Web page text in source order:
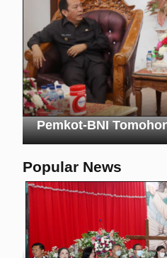
Popular News
Pemkot-BNI